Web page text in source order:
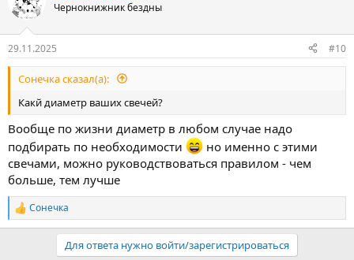
Чернокнижник бездны
29.11.2025 #10
Сонечка сказал(а):
Какй диаметр ваших свечей?
Вообще по жизни диаметр в любом случае надо
подбирать по необходимости
но именно с этими
свечами, можно руководствоваться правилом - чем
больше, тем лучше
Р
е
Сонечка
Для ответа нужно войти/зарегистрироваться